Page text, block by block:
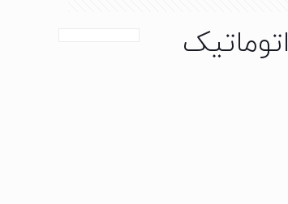
خودرو کونیگزگ Regera اتوماتیک